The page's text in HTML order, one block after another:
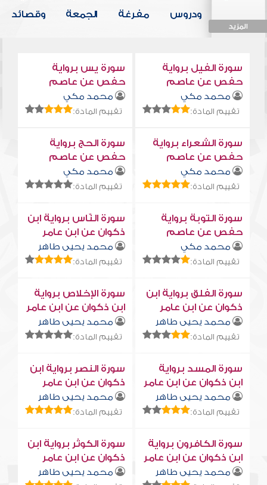
المزيد
ودروس
مفرغة
الجمعة
وقصائد
سورة الفيل برواية
حفص عن عاصم
محمد مكي
تقييم المادة:
سورة يس برواية
حفص عن عاصم
محمد مكي
تقييم المادة:
سورة الشعراء برواية
حفص عن عاصم
محمد مكي
تقييم المادة:
سورة الحج برواية
حفص عن عاصم
محمد مكي
تقييم المادة:
سورة التوبة برواية
حفص عن عاصم
محمد مكي
تقييم المادة:
سورة النّاس برواية ابن
ذكوان عن ابن عامر
محمد يحيى طاهر
تقييم المادة:
سورة الفلق برواية ابن
ذكوان عن ابن عامر
محمد يحيى طاهر
تقييم المادة:
سورة الإخلاص برواية
ابن ذكوان عن ابن عامر
محمد يحيى طاهر
تقييم المادة:
سورة المسد برواية
ابن ذكوان عن ابن عامر
محمد يحيى طاهر
تقييم المادة:
سورة النصر برواية ابن
ذكوان عن ابن عامر
محمد يحيى طاهر
تقييم المادة:
سورة الكافرون برواية
ابن ذكوان عن ابن عامر
محمد يحيى طاهر
سورة الكوثر برواية ابن
ذكوان عن ابن عامر
محمد يحيى طاهر